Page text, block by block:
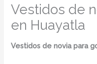
Vestidos de
en Huayatla
Vestidos de novia para